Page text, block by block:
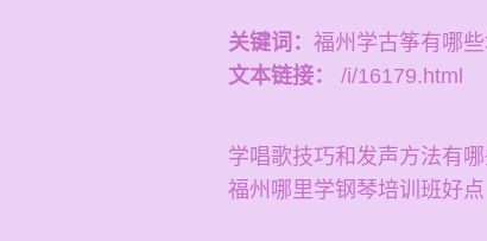
关键词： 福州学古筝有哪
文本链接：
/i/16179.html
学唱歌技巧和发声方法有
福州哪里学钢琴培训班好点